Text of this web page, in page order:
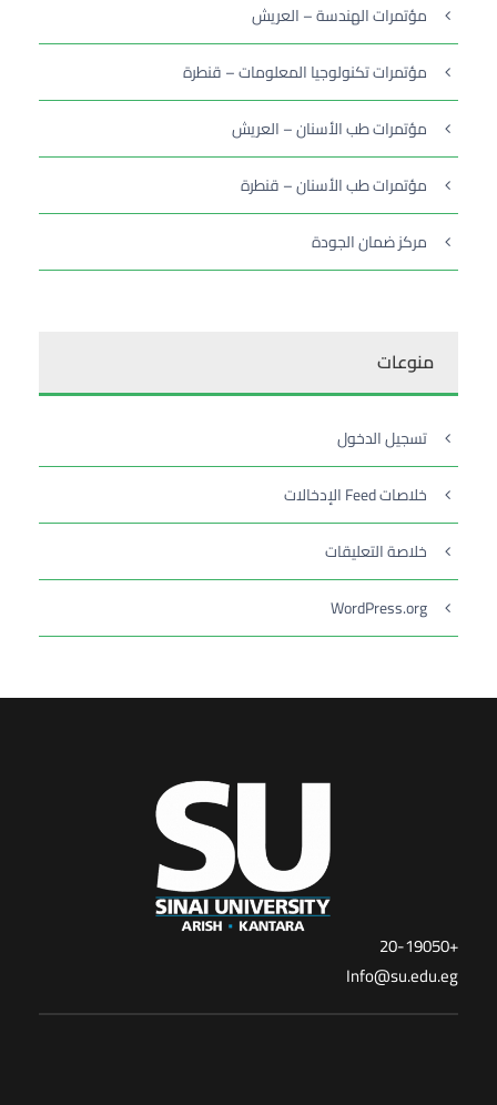
مؤتمرات الهندسة – العريش
مؤتمرات تكنولوجيا المعلومات – قنطرة
مؤتمرات طب الأسنان – العريش
مؤتمرات طب الأسنان – قنطرة
مركز ضمان الجودة
منوعات
تسجيل الدخول
خلاصات Feed الإدخالات
خلاصة التعليقات
WordPress.org
+20-19050
Info@su.edu.eg